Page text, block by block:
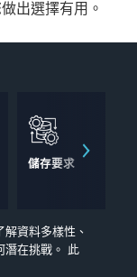
出選擇有用。
儲存要求
資料多樣性、
潛在挑戰。 此